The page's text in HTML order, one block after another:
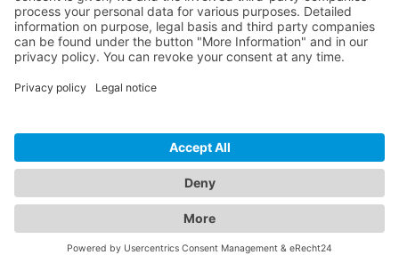
ONEAV.EU
BOLETÍN DE NOTICIAS
gastos de envío. Sólo para clientes comerciales.